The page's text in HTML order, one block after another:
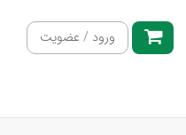
ورود / عضویت